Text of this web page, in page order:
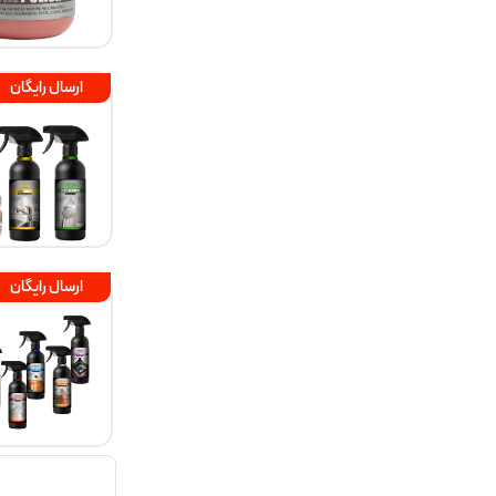
ارسال رایگان
ارسال رایگان